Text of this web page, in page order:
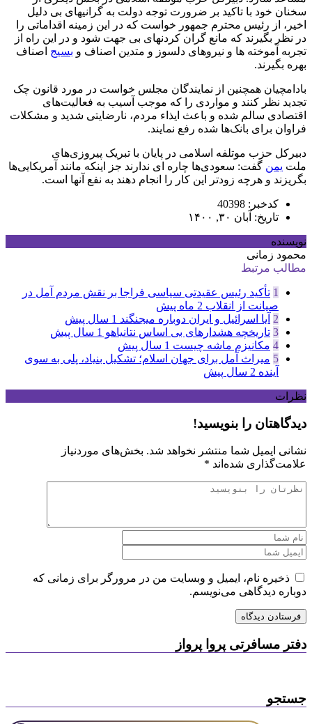
سخنان خود با تاکید بر ضرورت توجه دولت به گرانیهای بی دلیل
اخیر، از رئیس محترم جمهور خواست که در این زمینه اقداماتی را
در نظر بگیرند که مانع گران کردنهای بی جهت شود و در این راه از
تجربه آموخته ها و نیروهای دلسوز و متدین اصناف و بسیج اصناف
بهره بگیرند.
بادامچیان همچنین از نمایندگان مجلس خواست در مورد قانون چک
تجدید نظر کنند و مواردی را که موجب آسیب به فعالیت‌های
اقتصادی سالم شده و باعث ایذاء مردم، نارضایتی شدید و مشکلات
فراوان برای بانک‌ها شده رفع نمایند.
دبیرکل حزب موتلفه اسلامی در پایان با تبریک پیروزی‌های
ملت یمن گفت: سعودی‌ها چاره ای ندارند جز اینکه مانند آمریکایی‌ها
بگریزند و هرچه زودتر این کار را انجام دهند به نفع آنها است.
کدخبر: 40398
تاریخ: آبان ۳۰, ۱۴۰۰
نویسنده
محمود زمانی
مطالب مرتبط
1 تأکید رئیس عقیدتی سیاسی فراجا بر نقش مردم آمل در
صیانت از انقلاب 2 ماه پیش
2 آیا اسرائیل و ایران دوباره میجنگند 1 سال پیش
3 تاریخچه هشدارهای بی اساس نتانیاهو 1 سال پیش
4 مکانیزم ماشه چیست 1 سال پیش
5 میراث آمل برای جهان اسلام؛ تشکیل بنیاد، پلی به سوی
آینده 2 سال پیش
نظرات
دیدگاهتان را بنویسید!
نشانی ایمیل شما منتشر نخواهد شد. بخش‌های موردنیاز
علامت‌گذاری شده‌اند *
ذخیره نام، ایمیل و وبسایت من در مرورگر برای زمانی که
دوباره دیدگاهی می‌نویسم.
دفتر مسافرتی پروا پرواز
جستجو